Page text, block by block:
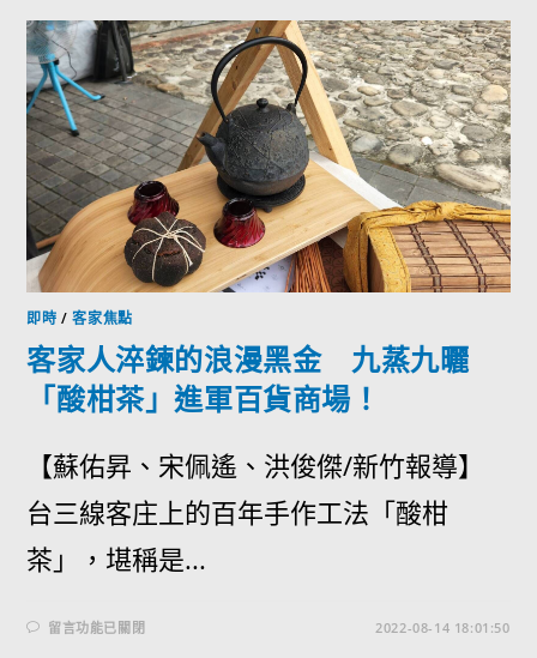
即時 /客家焦點
客家人淬鍊的浪漫黑金 九蒸九曬
「酸柑茶」進軍百貨商場！
【蘇佑昇、宋佩遙、洪俊傑/新竹報導】
台三線客庄上的百年手作工法「酸柑
茶」，堪稱是...
留言功能已關閉 2022-08-14 18:01:50